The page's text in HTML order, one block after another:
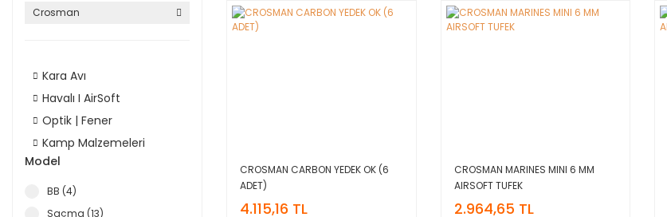
Crosman
Kara Avı
Havalı I AirSoft
Optik | Fener
Kamp Malzemeleri
Model
BB (4)
Saçma (13)
CROSMAN CARBON YEDEK OK (6
ADET)
4.115,16 TL
CROSMAN MARINES MINI 6 MM
AIRSOFT TUFEK
2.964,65 TL